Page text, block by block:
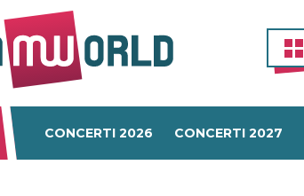
CONCERTI 2026 CONCERTI 2027